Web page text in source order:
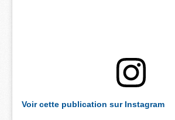
Voir cette publication sur Instagram